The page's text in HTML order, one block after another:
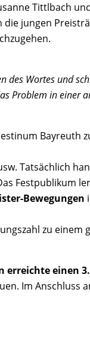
Tittlbach
jungen
des Wortes und
Problem in einer
Bayreuth
Tatsächlich
Festpublikum
Bewegungen
zu einem
erreichte einen
Im Anschluss